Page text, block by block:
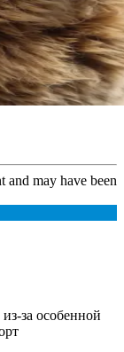
and may have been
за особенной